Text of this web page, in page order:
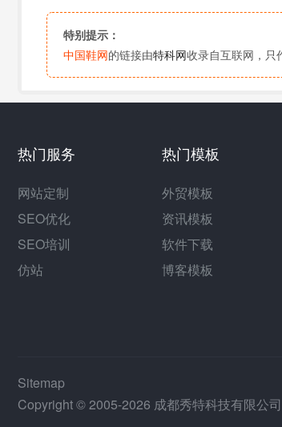
特别提示：
中国鞋网的链接由特科网收录自互联网，只
热门服务
网站定制
SEO优化
SEO培训
仿站
热门模板
外贸模板
资讯模板
软件下载
博客模板
Sitemap
Copyright © 2005-2026 成都秀特科技有限公司